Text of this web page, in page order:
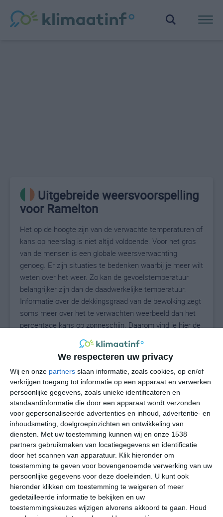
We respecteren uw privacy
Wij en onze partners slaan informatie, zoals cookies, op en/of
verkrijgen toegang tot informatie op een apparaat en verwerken
persoonlijke gegevens, zoals unieke identificatoren en
standaardinformatie die door een apparaat wordt verzonden
voor gepersonaliseerde advertenties en inhoud, advertentie- en
inhoudsmeting, doelgroepinzichten en ontwikkeling van
diensten.
Met uw toestemming kunnen wij en onze 1538
partners gebruikmaken van locatiegegevens en identificatie
door het scannen van apparatuur. Klik hieronder om
toestemming te geven voor bovengenoemde verwerking van uw
persoonlijke gegevens voor deze doeleinden. U kunt ook
hieronder klikken om toestemming te weigeren of meer
gedetailleerde informatie te bekijken en uw
toestemmingskeuzes wijzigen alvorens akkoord te gaan.
Houd
Uitgebreide weersvoorspelling
voor Ramelton
Het op de hoogte zijn van de verwachte temperaturen of
kans op neerslag is niet altijd voldoende. Voor het gros
van de mensen is een globale weersverwachting
genoeg. Er zijn situaties te bedenken waarbij je meer wilt
weten over het weer. Zo kan de gevoelstemperatuur
belangrijker zijn dan de daadwerkelijke temperatuur.
Informatie over de dekkingsgraad van de bewolking zegt
soms meer over het te verwachten weerbeeld dan het
percentage kans op zonneschijn. Daarom vind je hier de
uitgebreide weersvoorspelling voor Ramelton.
15°C
vr
17°
za zo
17° 12°
ma
16° 11°
13°C 16°C 17°C